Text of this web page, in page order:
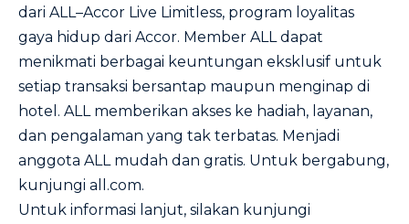
dari ALL–Accor Live Limitless, program loyalitas
gaya hidup dari Accor. Member ALL dapat
menikmati berbagai keuntungan eksklusif untuk
setiap transaksi bersantap maupun menginap di
hotel. ALL memberikan akses ke hadiah, layanan,
dan pengalaman yang tak terbatas. Menjadi
anggota ALL mudah dan gratis. Untuk bergabung,
kunjungi all.com.
Untuk informasi lanjut, silakan kunjungi